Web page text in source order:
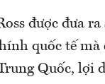
được đưa
quốc tế mà
Quốc,